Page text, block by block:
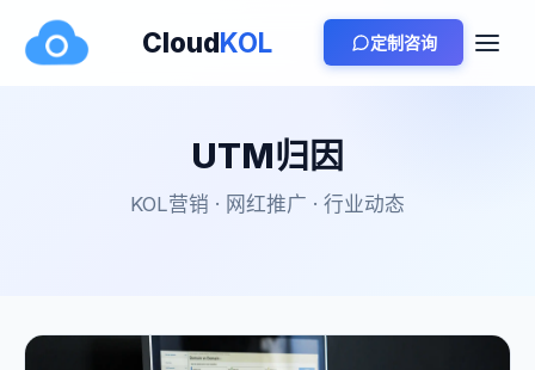
CloudKOL 定制咨询
UTM归因
KOL营销 · 网红推广 · 行业动态